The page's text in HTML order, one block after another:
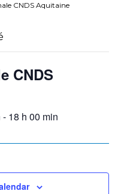
CNDS Aquitaine
CNDS
- 18 h 00 min